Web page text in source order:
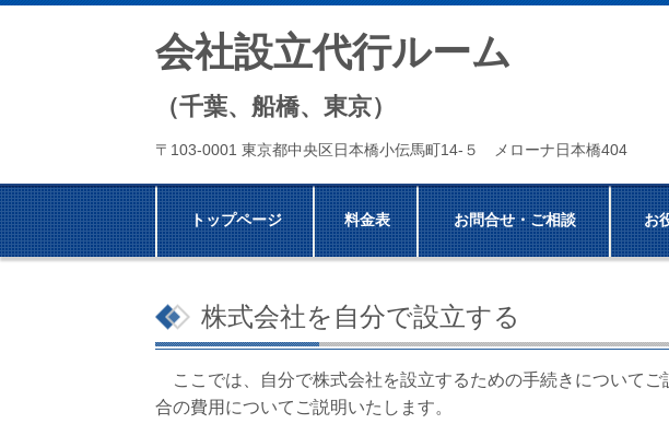
会社設立代行ルーム
（千葉、船橋、東京）
〒103-0001 東京都中央区日本橋小伝馬町14-５ メローナ日本橋404
トップページ 料金表 お問合せ・ご相談 お
株式会社を自分で設立する
ここでは、自分で株式会社を設立するための手続きについて
合の費用についてご説明いたします。